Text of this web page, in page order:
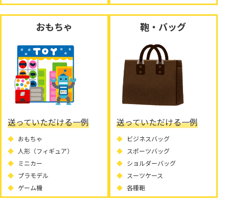
おもちゃ
送っていただける一例
おもちゃ
人形（フィギュア）
ミニカー
プラモデル
ゲーム機
鞄・バッグ
送っていただける一例
ビジネスバッグ
スポーツバッグ
ショルダーバッグ
スーツケース
各種鞄